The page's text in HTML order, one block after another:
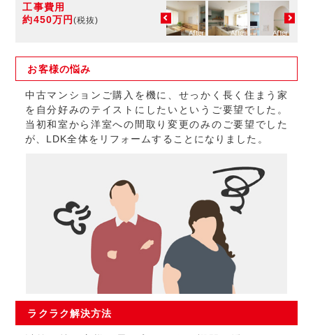
工事費用
約450万円(税抜)
お客様の悩み
中古マンションご購入を機に、せっかく長く住まう家
を自分好みのテイストにしたいというご要望でした。
当初和室から洋室への間取り変更のみのご要望でした
が、LDK全体をリフォームすることになりました。
ラクラク解決方法